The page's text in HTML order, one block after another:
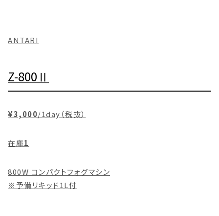
ANTARI
Z-800Ⅱ
¥3,000/1day（税抜）
在庫1
800W コンパクトフォグマシン
※予備リキッド1L付